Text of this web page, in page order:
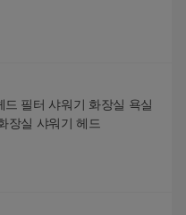
드 필터 샤워기 화장실 욕실
장실 샤워기 헤드